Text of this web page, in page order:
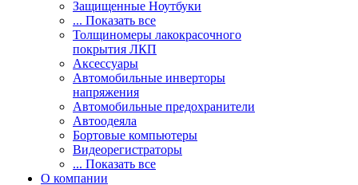
Защищенные Ноутбуки
... Показать все
Толщиномеры лакокрасочного
покрытия ЛКП
Аксессуары
Автомобильные инверторы
напряжения
Автомобильные предохранители
Автоодеяла
Бортовые компьютеры
Видеорегистраторы
... Показать все
О компании